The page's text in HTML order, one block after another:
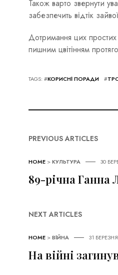
Також варто звернути
забезпечить відтік
Дотримання цих
пишним цвітінням
TAGS: #КОРИСНІ ПОРАДИ #
PREVIOUS ARTICLES
HOME >КУЛЬТУРА 30
89-річна Ганна
NEXT ARTICLES
HOME >ВІЙНА 31
На війні